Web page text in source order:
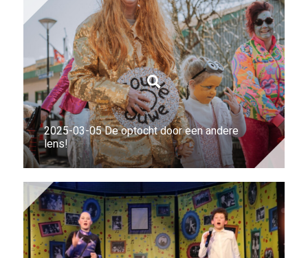
2025-03-05 De optocht door een andere
lens!